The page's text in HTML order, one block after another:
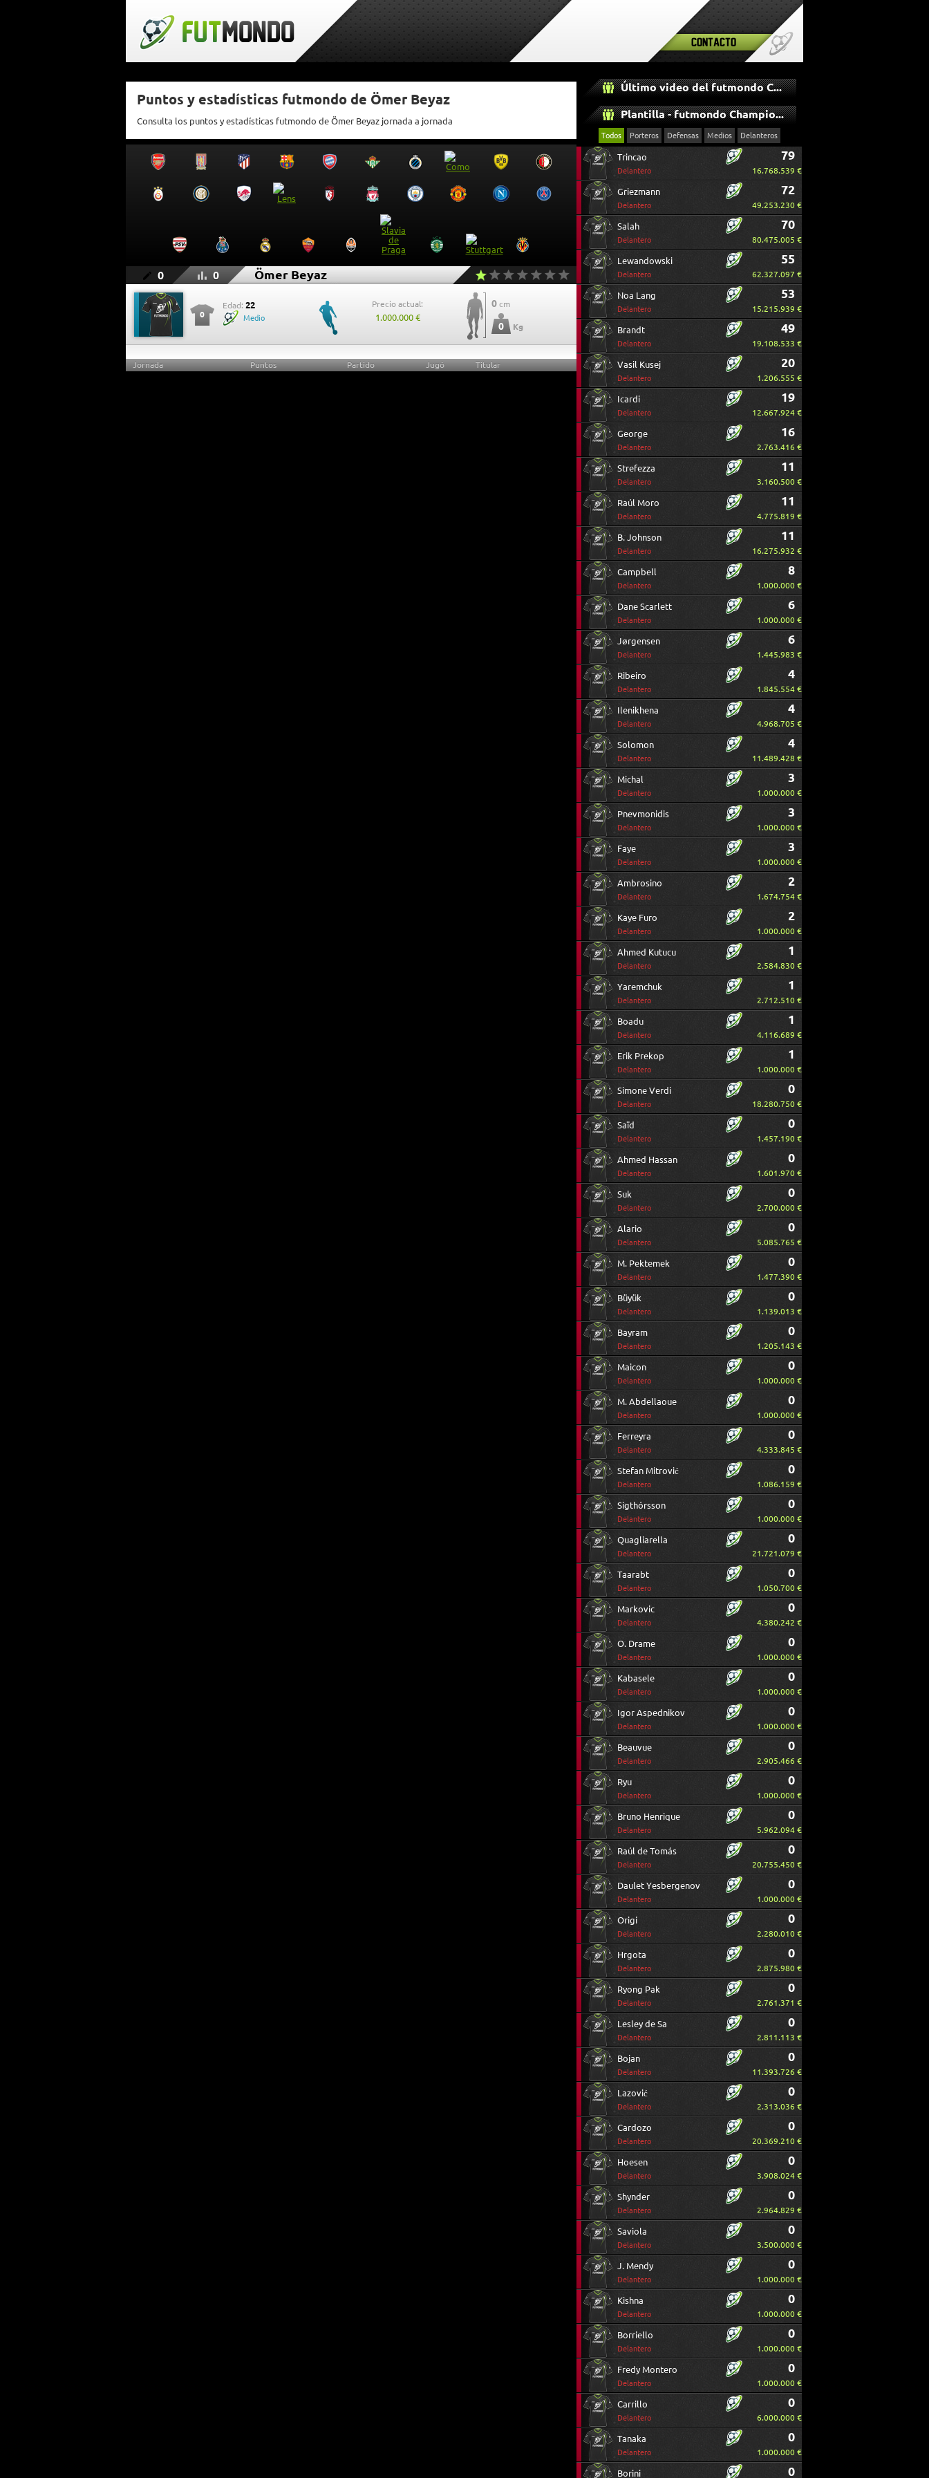
Contacto
Puntos y estadísticas futmondo de Ömer Beyaz
Consulta los puntos y estadísticas futmondo de Ömer Beyaz jornada a jornada
0 0 Ömer Beyaz
0
Edad: 22
Medio
Precio actual:
1.000.000 €
0 cm
0 Kg
Jornada Puntos Partido Jugó Titular
Último video del futmondo Champions
Plantilla - futmondo Champions
Todos Porteros Defensas Medios Delanteros
Trincao
Delantero
79
16.768.539 €
Griezmann
Delantero
72
49.253.230 €
Salah
Delantero
70
80.475.005 €
Lewandowski
Delantero
55
62.327.097 €
Noa Lang
Delantero
53
15.215.939 €
Brandt
Delantero
49
19.108.533 €
Vasil Kusej
Delantero
20
1.206.555 €
Icardi
Delantero
19
12.667.924 €
George
Delantero
16
2.763.416 €
Strefezza
Delantero
11
3.160.500 €
Raúl Moro
Delantero
11
4.775.819 €
B. Johnson
Delantero
11
16.275.932 €
Campbell
Delantero
8
1.000.000 €
Dane Scarlett
Delantero
6
1.000.000 €
Jørgensen
Delantero
6
1.445.983 €
Ribeiro
Delantero
4
1.845.554 €
Ilenikhena
Delantero
4
4.968.705 €
Solomon
Delantero
4
11.489.428 €
Michal
Delantero
3
1.000.000 €
Pnevmonidis
Delantero
3
1.000.000 €
Faye
Delantero
3
1.000.000 €
Ambrosino
Delantero
2
1.674.754 €
Kaye Furo
Delantero
2
1.000.000 €
Ahmed Kutucu
Delantero
1
2.584.830 €
Yaremchuk
Delantero
1
2.712.510 €
Boadu
Delantero
1
4.116.689 €
Erik Prekop
Delantero
1
1.000.000 €
Simone Verdi
Delantero
0
18.280.750 €
Saïd
Delantero
0
1.457.190 €
Ahmed Hassan
Delantero
0
1.601.970 €
Suk
Delantero
0
2.700.000 €
Alario
Delantero
0
5.085.765 €
M. Pektemek
Delantero
0
1.477.390 €
Büyük
Delantero
0
1.139.013 €
Bayram
Delantero
0
1.205.143 €
Maicon
Delantero
0
1.000.000 €
M. Abdellaoue
Delantero
0
1.000.000 €
Ferreyra
Delantero
0
4.333.845 €
Stefan Mitrović
Delantero
0
1.086.159 €
Sigthórsson
Delantero
0
1.000.000 €
Quagliarella
Delantero
0
21.721.079 €
Taarabt
Delantero
0
1.050.700 €
Markovic
Delantero
0
4.380.242 €
O. Drame
Delantero
0
1.000.000 €
Kabasele
Delantero
0
1.000.000 €
Igor Aspednikov
Delantero
0
1.000.000 €
Beauvue
Delantero
0
2.905.466 €
Ryu
Delantero
0
1.000.000 €
Bruno Henrique
Delantero
0
5.962.094 €
Raúl de Tomás
Delantero
0
20.755.450 €
Daulet Yesbergenov
Delantero
0
1.000.000 €
Origi
Delantero
0
2.280.010 €
Hrgota
Delantero
0
2.875.980 €
Ryong Pak
Delantero
0
2.761.371 €
Lesley de Sa
Delantero
0
2.811.113 €
Bojan
Delantero
0
11.393.726 €
Lazović
Delantero
0
2.313.036 €
Cardozo
Delantero
0
20.369.210 €
Hoesen
Delantero
0
3.908.024 €
Shynder
Delantero
0
2.964.829 €
Saviola
Delantero
0
3.500.000 €
J. Mendy
Delantero
0
1.000.000 €
Kishna
Delantero
0
1.000.000 €
Borriello
Delantero
0
1.000.000 €
Fredy Montero
Delantero
0
1.000.000 €
Carrillo
Delantero
0
6.000.000 €
Tanaka
Delantero
0
1.000.000 €
Borini 0